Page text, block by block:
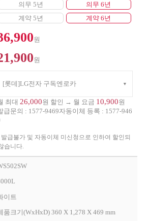
의무 5년
계약 5년
의무 6년
계약 6년
원
원
[롯데]LG전자 구독엔로카
최대 26,000원 할인 → 월 요금 10,900원
급문의 : 1577-9469자동이체 등록 : 1577-946
급불가 및 자동이체 미신청으로 인하여 할인되
습니다.
이트
품크기(WxHxD) 360 X 1,278 X 469 mm